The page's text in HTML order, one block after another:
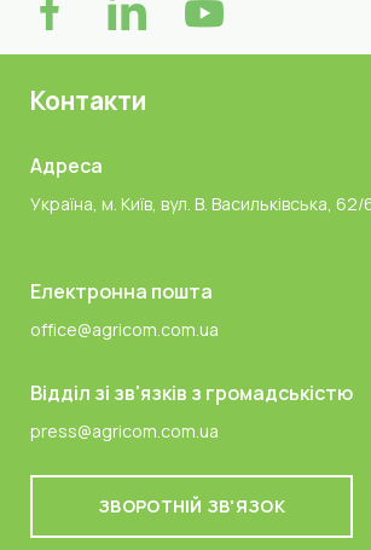
Контакти
Адреса
Україна, м. Київ, вул. В. Васильківська,
Електронна пошта
office@agricom.com.ua
Відділ зі зв'язків з громадськістю
press@agricom.com.ua
ЗВОРОТНІЙ ЗВ'ЯЗОК